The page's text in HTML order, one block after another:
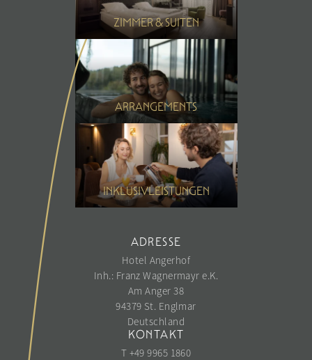
ZIMMER & SUITEN
ARRANGEMENTS
INKLUSIVLEISTUNGEN
ADRESSE
Hotel Angerhof
Inh.: Franz Wagnermayr e.K.
Am Anger 38
94379 St. Englmar
Deutschland
KONTAKT
T +49 9965 1860